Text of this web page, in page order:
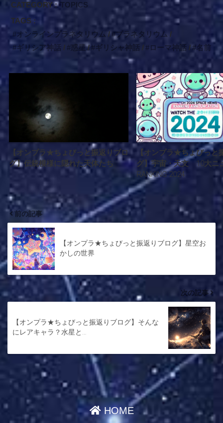
CATEGORY : TOPICS
TAGS :
オンラインプラネタリウム
プラネタリウム
ギリシア神話
惑星 ギリシャ神話 ローマ神話 名前
【オンプラ★ちょびっと振返りブロ
グ】伝統模様に隠れた天体たち
【オンプラ★ちょびっと
グ】宇宙・天文 10大ニ
RANKING 2024
前の記事
【オンプラ★ちょびっと振返りブログ】星空お
かしの世界
次の記事
【オンプラ★ちょびっと振返りブログ】そんな
にレアキャラ？水星と…
HOME